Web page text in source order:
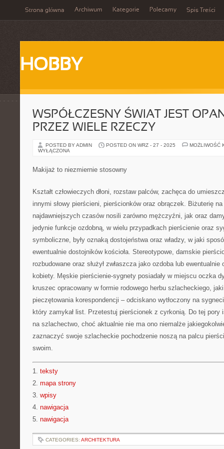
Strona główna Archiwum Kategorie Polecamy Spis Treści
HOBBY
WSPÓŁCZESNY ŚWIAT JEST
PRZEZ WIELE RZECZY
POSTED BY ADMIN POSTED ON WRZ - 27 - 2025
MOŻLIWOŚĆ
WYŁĄCZONA
Makijaż to niezmiernie stosowny
Kształt człowieczych dłoni, rozstaw palców, zachęca do
innymi słowy pierścieni, pierścionków oraz obrączek. Biżuterię
najdawniejszych czasów nosili zarówno mężczyźni, jak oraz
jedynie funkcje ozdobną, w wielu przypadkach pierścienie oraz
symboliczne, były oznaką dostojeństwa oraz władzy, w jaki
ewentualnie dostojników kościoła. Stereotypowe, damskie
rozbudowane oraz służył zwłaszcza jako ozdoba lub
kobiety. Męskie pierścienie-sygnety posiadały w miejscu oczka
kruszec opracowany w formie rodowego herbu szlacheckiego, jaki
pieczętowania korespondencji – odciskano wytłoczony na
który zamykał list. Przetestuj pierścionek z cyrkonią. Do tej pory
na szlachectwo, choć aktualnie nie ma ono niemalże
zaznaczyć swoje szlacheckie pochodzenie noszą na palcu
swoim.
1. teksty
2. mapa strony
3. wpisy
4. nawigacja
5. nawigacja
CATEGORIES: ARCHITEKTURA